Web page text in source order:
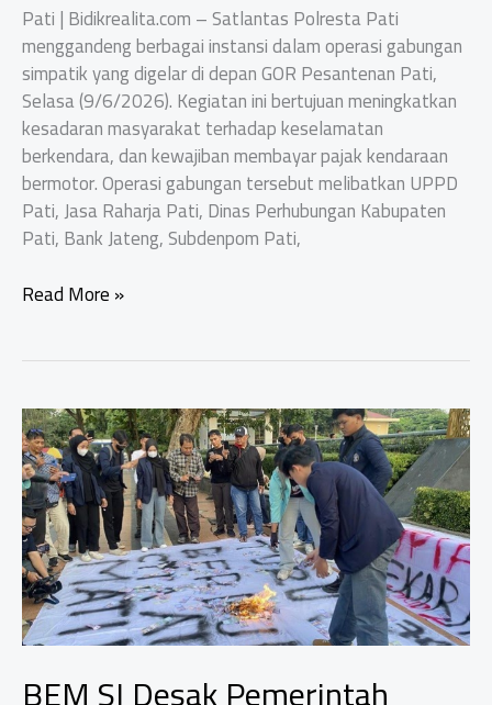
Pati | Bidikrealita.com – Satlantas Polresta Pati
menggandeng berbagai instansi dalam operasi gabungan
simpatik yang digelar di depan GOR Pesantenan Pati,
Selasa (9/6/2026). Kegiatan ini bertujuan meningkatkan
kesadaran masyarakat terhadap keselamatan
berkendara, dan kewajiban membayar pajak kendaraan
bermotor. Operasi gabungan tersebut melibatkan UPPD
Pati, Jasa Raharja Pati, Dinas Perhubungan Kabupaten
Pati, Bank Jateng, Subdenpom Pati,
Satlantas
Terkait
Tingkatkan
Kesadaran
Berlalu
Lintas
Read More »